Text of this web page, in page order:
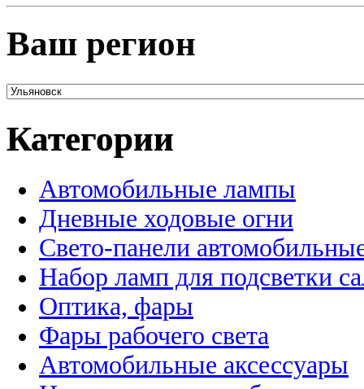
Ваш регион
Категории
Автомобильные лампы
Дневные ходовые огни
Свето-панели
Набор ламп для подсветки
Оптика, фары
Фары рабочего света
Автомобильные аксессуары